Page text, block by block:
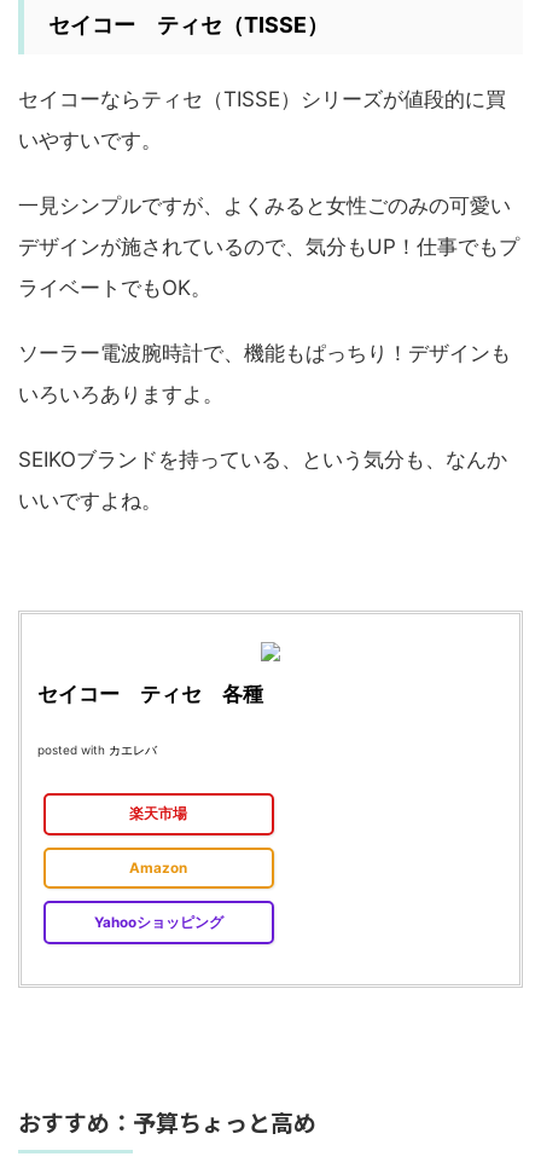
セイコー ティセ（TISSE）
セイコーならティセ（TISSE）シリーズが値段的に買
いやすいです。
一見シンプルですが、よくみると女性ごのみの可愛い
デザインが施されているので、気分もUP！仕事でもプ
ライベートでもOK。
ソーラー電波腕時計で、機能もぱっちり！デザインも
いろいろありますよ。
SEIKOブランドを持っている、という気分も、なんか
いいですよね。
セイコー ティセ 各種
posted with カエレバ
楽天市場
Amazon
Yahooショッピング
おすすめ：予算ちょっと高め